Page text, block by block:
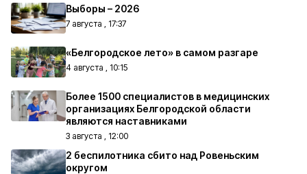
Выборы – 2026
7 августа , 17:37
«Белгородское лето» в самом разгаре
4 августа , 10:15
Более 1500 специалистов в медицинских
организациях Белгородской области
являются наставниками
3 августа , 12:00
2 беспилотника сбито над Ровеньским
округом